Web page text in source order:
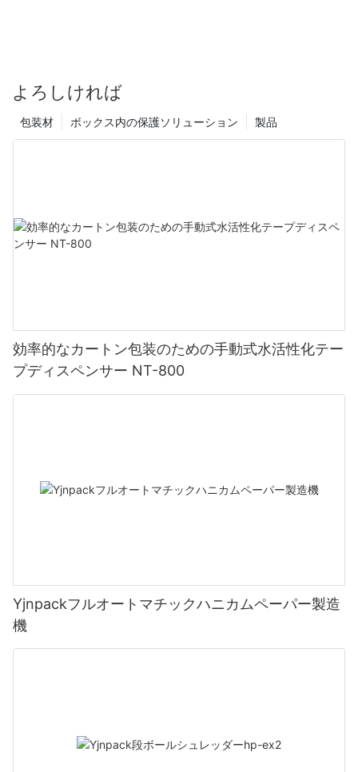
よろしければ
製品
ボックス内の保護ソリューション
包装材
効率的なカートン包装のための手動式水活性化テー
プディスペンサー NT-800
Yjnpackフルオートマチックハニカムペーパー製造
機